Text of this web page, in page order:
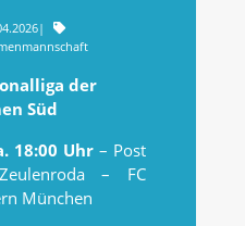
|
der
Süd
18:00 Uhr– Post
– FC
München